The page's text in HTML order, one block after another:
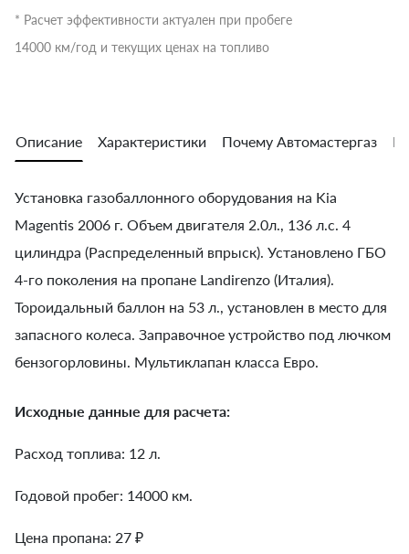
* Расчет эффективности актуален при пробеге
14000 км/год и текущих ценах на топливо
Описание Характеристики Почему Автомастергаз
Установка газобаллонного оборудования на Kia
Magentis 2006 г. Объем двигателя 2.0л., 136 л.с. 4
цилиндра (Распределенный впрыск). Установлено ГБО
4-го поколения на пропане Landirenzo (Италия).
Тороидальный баллон на 53 л., установлен в место для
запасного колеса. Заправочное устройство под лючком
бензогорловины. Мультиклапан класса Евро.
Исходные данные для расчета:
Расход топлива: 12 л.
Годовой пробег: 14000 км.
Цена пропана: 27 ₽